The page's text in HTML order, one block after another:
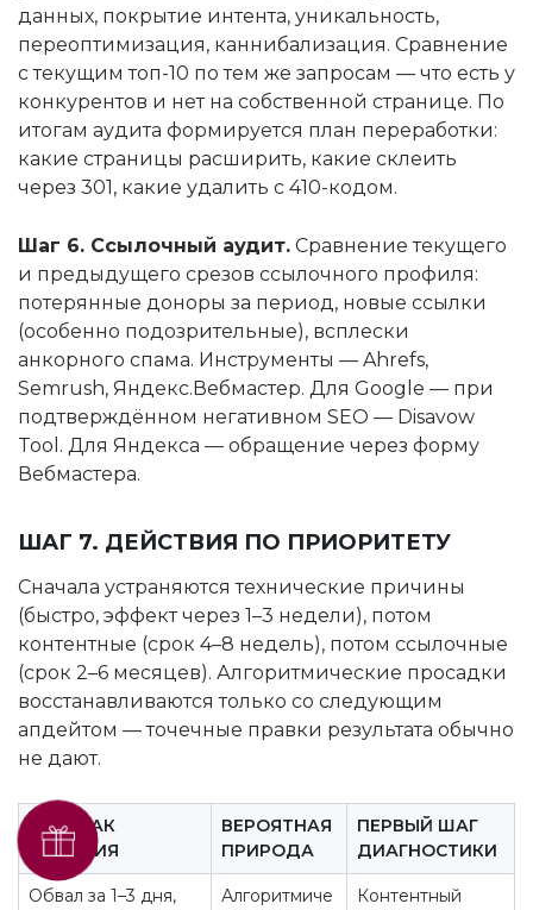
данных, покрытие интента, уникальность,
переоптимизация, каннибализация. Сравнение
с текущим топ-10 по тем же запросам — что есть у
конкурентов и нет на собственной странице. По
итогам аудита формируется план переработки:
какие страницы расширить, какие склеить
через 301, какие удалить с 410-кодом.
Шаг 6. Ссылочный аудит. Сравнение текущего
и предыдущего срезов ссылочного профиля:
потерянные доноры за период, новые ссылки
(особенно подозрительные), всплески
анкорного спама. Инструменты — Ahrefs,
Semrush, Яндекс.Вебмастер. Для Google — при
подтверждённом негативном SEO — Disavow
Tool. Для Яндекса — обращение через форму
Вебмастера.
ШАГ 7. ДЕЙСТВИЯ ПО ПРИОРИТЕТУ
Сначала устраняются технические причины
(быстро, эффект через 1–3 недели), потом
контентные (срок 4–8 недель), потом ссылочные
(срок 2–6 месяцев). Алгоритмические просадки
восстанавливаются только со следующим
апдейтом — точечные правки результата обычно
не дают.
ПРИЗНАК
ПАДЕНИЯ
ВЕРОЯТНАЯ
ПРИРОДА
ПЕРВЫЙ ШАГ
ДИАГНОСТИКИ
Обвал за 1–3 дня, Алгоритмиче Контентный
Получить SEO-аудит